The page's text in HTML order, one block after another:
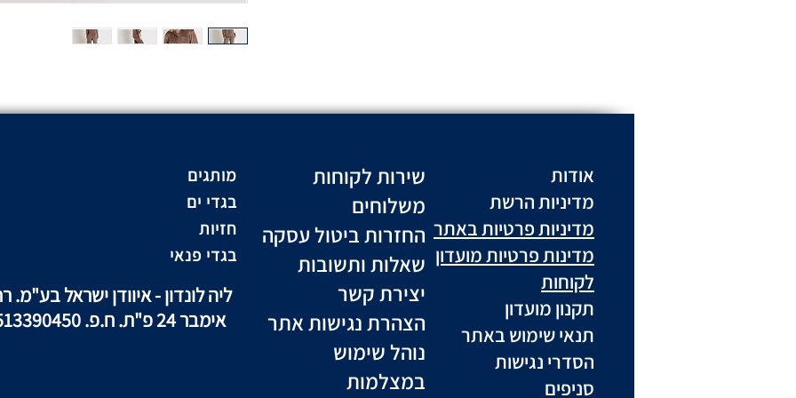
מותגים
בגדי ים
חזיות
בגדי פנאי
ליה לונדון - איוודן ישראל בע"מ.
אימבר 24 פ"ת. ח.פ. 513390450
שירות לקוחות
משלוחים
החזרות ביטול עסקה
שאלות ותשובות
יצירת קשר
הצהרת נגישות אתר
נוהל שימוש
במצלמות
אודות
מדיניות הרשת
מדיניות פרטיות באתר
מדינות פרטיות מועדון
לקוחות
תקנון מועדון
תנאי שימוש באתר
הסדרי נגישות
סניפים